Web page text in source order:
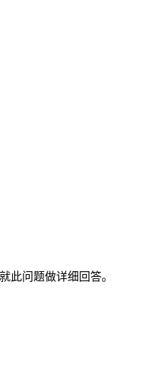
此问题做详细回答。